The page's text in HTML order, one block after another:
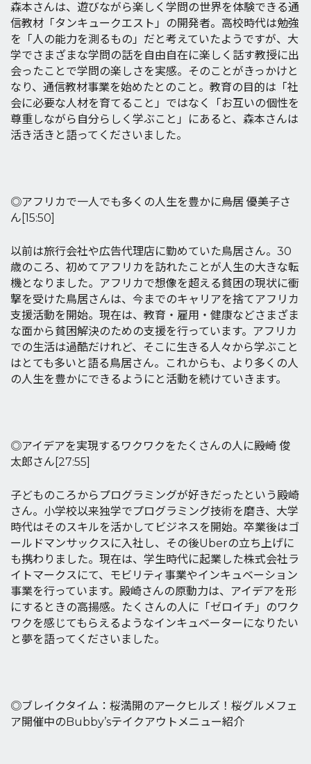
森本さんは、遊びながら楽しく学問の世界を体験できる通
信教材「タンキュークエスト」の開発者。高校時代は勉強
を「人の能力を測るもの」だと考えていたようですが、大
学でさまざまな学問の話を自由自在に楽しく話す教授に出
会ったことで学問の楽しさを実感。そのことがきっかけと
なり、通信教材事業を始めたとのこと。教育の目的は「社
会に必要な人材を育てること」ではなく「お互いの個性を
尊重しながら自分らしく学ぶこと」にあると、森本さんは
活き活きと語ってくださいました。
◎アフリカで一人でも多くの人生を豊かに――鳥居 優美子さ
ん[15:50]
以前は旅行会社や広告代理店に勤めていた鳥居さん。30
歳のころ、初めてアフリカを訪れたことが人生の大きな転
機となりました。アフリカで想像を超える貧困の現状に衝
撃を受けた鳥居さんは、今までのキャリアを捨てアフリカ
支援活動を開始。現在は、教育・雇用・健康などさまざま
な面から貧困解決のための支援を行っています。アフリカ
での生活は過酷だけれど、そこに生きる人々から学ぶこと
はとても多いと語る鳥居さん。これからも、より多くの人
の人生を豊かにできるようにと活動を続けていきます。
◎アイデアを実現するワクワクをたくさんの人に――殿崎 俊
太郎さん[27:55]
子どものころからプログラミングが好きだったという殿崎
さん。小学校以来独学でプログラミング技術を磨き、大学
時代はそのスキルを活かしてビジネスを開始。卒業後はゴ
ールドマンサックスに入社し、その後Uberの立ち上げに
も携わりました。現在は、学生時代に起業した株式会社ラ
イトマークスにて、モビリティ事業やインキュベーション
事業を行っています。殿崎さんの原動力は、アイデアを形
にするときの高揚感。たくさんの人に「ゼロイチ」のワク
ワクを感じてもらえるようなインキュベーターになりたい
と夢を語ってくださいました。
◎ブレイクタイム：桜満開のアークヒルズ！桜グルメフェ
ア開催中のBubby’sテイクアウトメニュー紹介